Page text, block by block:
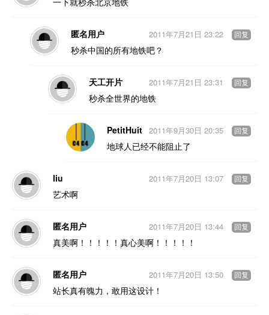
匿名用户
秒杀中国的所有地铁吧？
2011年7月21日 23:22 回复
天工开片
秒杀全世界的地铁
2011年7月21日 23:31 回复
PetitHuit
地球人已经不能阻止了
2011年9月30日 20:35 回复
liu
艺术啊
2011年7月20日 13:07 回复
匿名用户
真美啊！！！！！真心美啊！！！！！
2011年7月20日 13:44 回复
匿名用户
站长真有魄力，敢用这设计！
2011年7月20日 13:50 回复